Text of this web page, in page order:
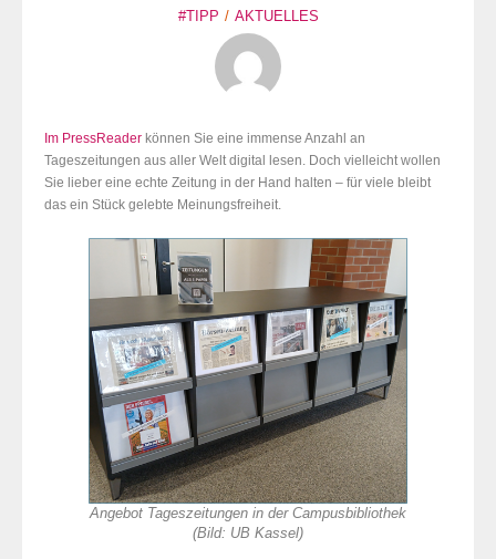
#TIPP AKTUELLES
Im PressReader können Sie eine immense Anzahl an
Tageszeitungen aus aller Welt digital lesen. Doch vielleicht wollen
Sie lieber eine echte Zeitung in der Hand halten – für viele bleibt
das ein Stück gelebte Meinungsfreiheit.
Angebot Tageszeitungen in der Campusbibliothek
(Bild: UB Kassel)